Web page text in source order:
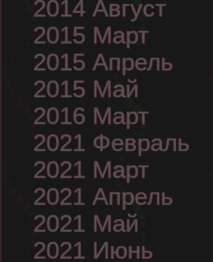
2014 Август
2015 Март
2015 Апрель
2015 Май
2016 Март
2021 Февраль
2021 Март
2021 Апрель
2021 Май
2021 Июнь